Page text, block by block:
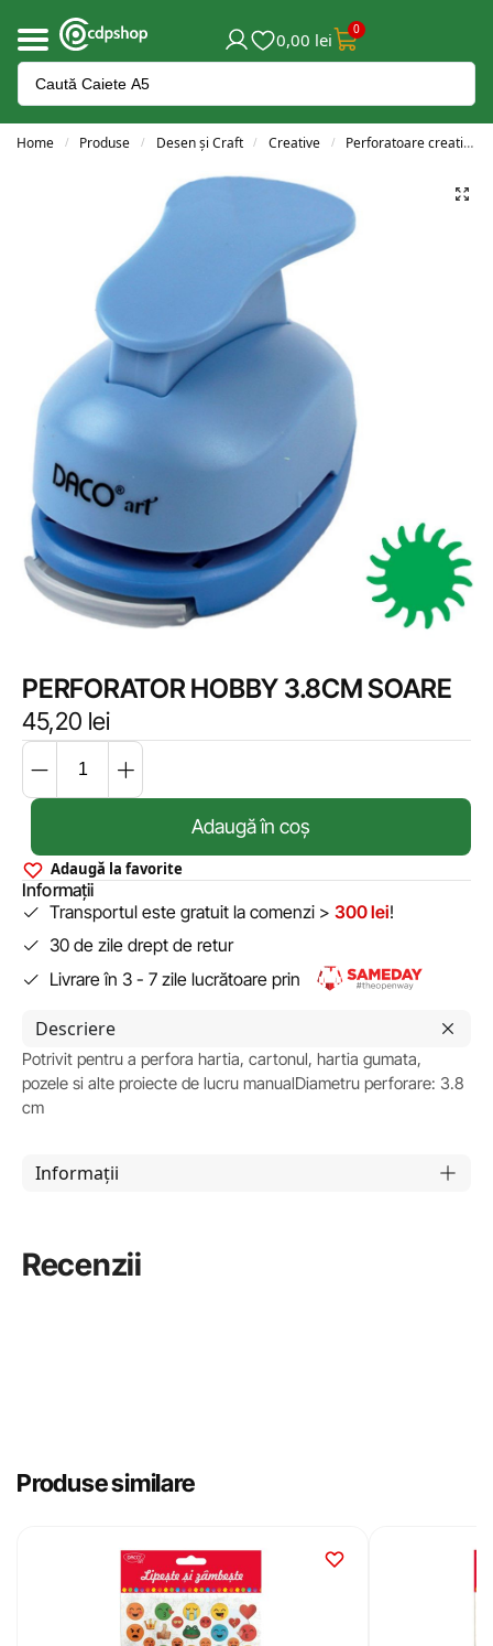
0,00 lei 0
Home / Produse / Desen și Craft / Creative / Perforatoare creative
PERFORATOR HOBBY 3.8CM SOARE
45,20 lei
Adaugă în coș
Adaugă la favorite
Informații
Transportul este gratuit la comenzi > 300 lei!
30 de zile drept de retur
Livrare în 3 - 7 zile lucrătoare prin
Descriere
Potrivit pentru a perfora hartia, cartonul, hartia gumata,
pozele si alte proiecte de lucru manualDiametru perforare: 3.8
cm
Informații
Recenzii
Produse similare